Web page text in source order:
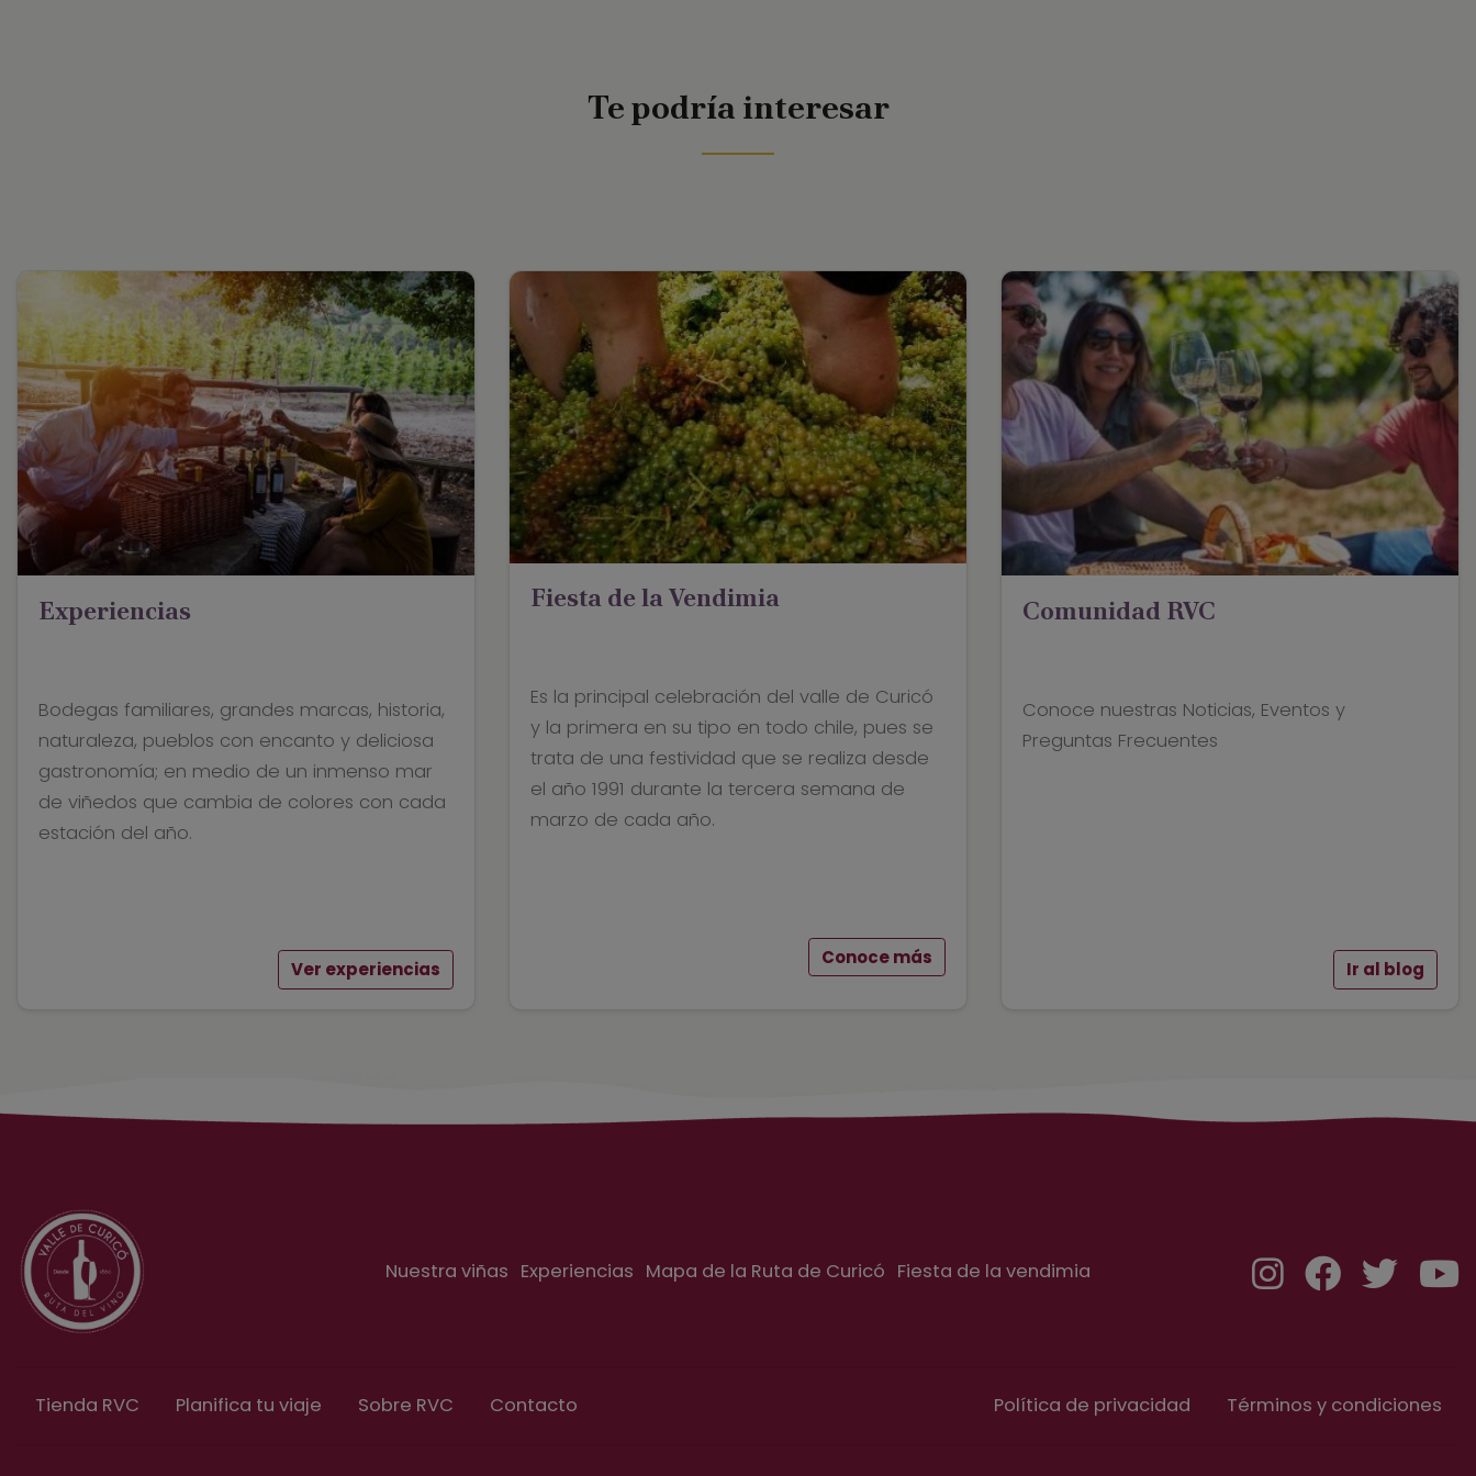
Te podría interesar
Experiencias
Bodegas familiares, grandes marcas, historia,
naturaleza, pueblos con encanto y deliciosa
gastronomía; en medio de un inmenso mar
de viñedos que cambia de colores con cada
estación del año.
Ver experiencias
Fiesta de la Vendimia
Es la principal celebración del valle de Curicó
y la primera en su tipo en todo chile, pues se
trata de una festividad que se realiza desde
el año 1991 durante la tercera semana de
marzo de cada año.
Conoce más
Comunidad RVC
Conoce nuestras Noticias, Eventos y
Preguntas Frecuentes
Ir al blog
Nuestra viñas Experiencias Mapa de la Ruta de Curicó Fiesta de la vendimia
Tienda RVC Planifica tu viaje Sobre RVC Contacto Política de privacidad Términos y condiciones